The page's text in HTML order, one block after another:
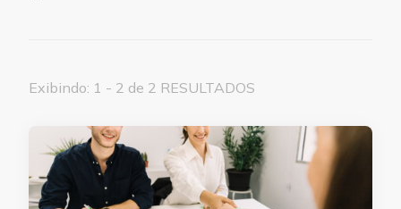
Exibindo: 1 - 2 de 2 RESULTADOS